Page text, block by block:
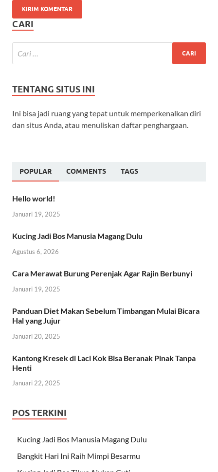
CARI
TENTANG SITUS INI
Ini bisa jadi ruang yang tepat untuk memperkenalkan diri
dan situs Anda, atau menuliskan daftar penghargaan.
POPULAR COMMENTS TAGS
Hello world!
Januari 19, 2025
Kucing Jadi Bos Manusia Magang Dulu
Agustus 6, 2026
Cara Merawat Burung Perenjak Agar Rajin Berbunyi
Januari 19, 2025
Panduan Diet Makan Sebelum Timbangan Mulai Bicara
Hal yang Jujur
Januari 20, 2025
Kantong Kresek di Laci Kok Bisa Beranak Pinak Tanpa
Henti
Januari 22, 2025
POS TERKINI
Kucing Jadi Bos Manusia Magang Dulu
Bangkit Hari Ini Raih Mimpi Besarmu